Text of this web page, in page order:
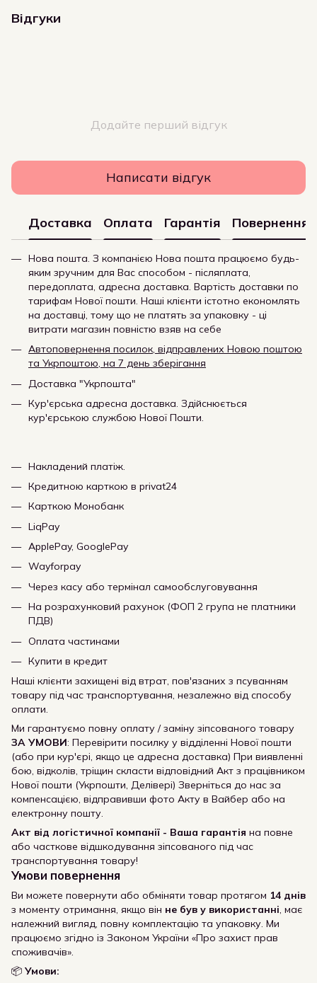
Відгуки
Додайте перший відгук
Написати відгук
Доставка Оплата Гарантія Повернення
Нова пошта. З компанією Нова пошта працюємо будь-
яким зручним для Вас способом - післяплата,
передоплата, адресна доставка. Вартість доставки по
тарифам Нової пошти. Наші клієнти істотно економлять
на доставці, тому що не платять за упаковку - ці
витрати магазин повністю взяв на себе
Автоповернення посилок, відправлених Новою поштою
та Укрпоштою, на 7 день зберігання
Доставка "Укрпошта"
Кур'єрська адресна доставка. Здійснюється
кур'єрською службою Нової Пошти.
Накладений платіж.
Кредитною карткою в privat24
Карткою Монобанк
LiqPay
ApplePay, GooglePay
Wayforpay
Через касу або термінал самообслуговування
На розрахунковий рахунок (ФОП 2 група не платники
ПДВ)
Оплата частинами
Купити в кредит
Наші клієнти захищені від втрат, пов'язаних з псуванням
товару під час транспортування, незалежно від способу
оплати.
Ми гарантуємо повну оплату / заміну зіпсованого товару
ЗА УМОВИ: Перевірити посилку у відділенні Нової пошти
(або при кур'єрі, якщо це адресна доставка) При виявленні
бою, відколів, тріщин скласти відповідний Акт з працівником
Нової пошти (Укрпошти, Делівері) Зверніться до нас за
компенсацією, відправивши фото Акту в Вайбер або на
електронну пошту.
Акт від логістичної компанії - Ваша гарантія на повне
або часткове відшкодування зіпсованого під час
транспортування товару!
Умови повернення
Ви можете повернути або обміняти товар протягом 14 днів
з моменту отримання, якщо він не був у використанні, має
належний вигляд, повну комплектацію та упаковку. Ми
працюємо згідно із Законом України «Про захист прав
споживачів».
📦 Умови: